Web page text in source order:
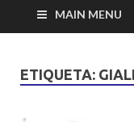
MAIN MENU
ETIQUETA: